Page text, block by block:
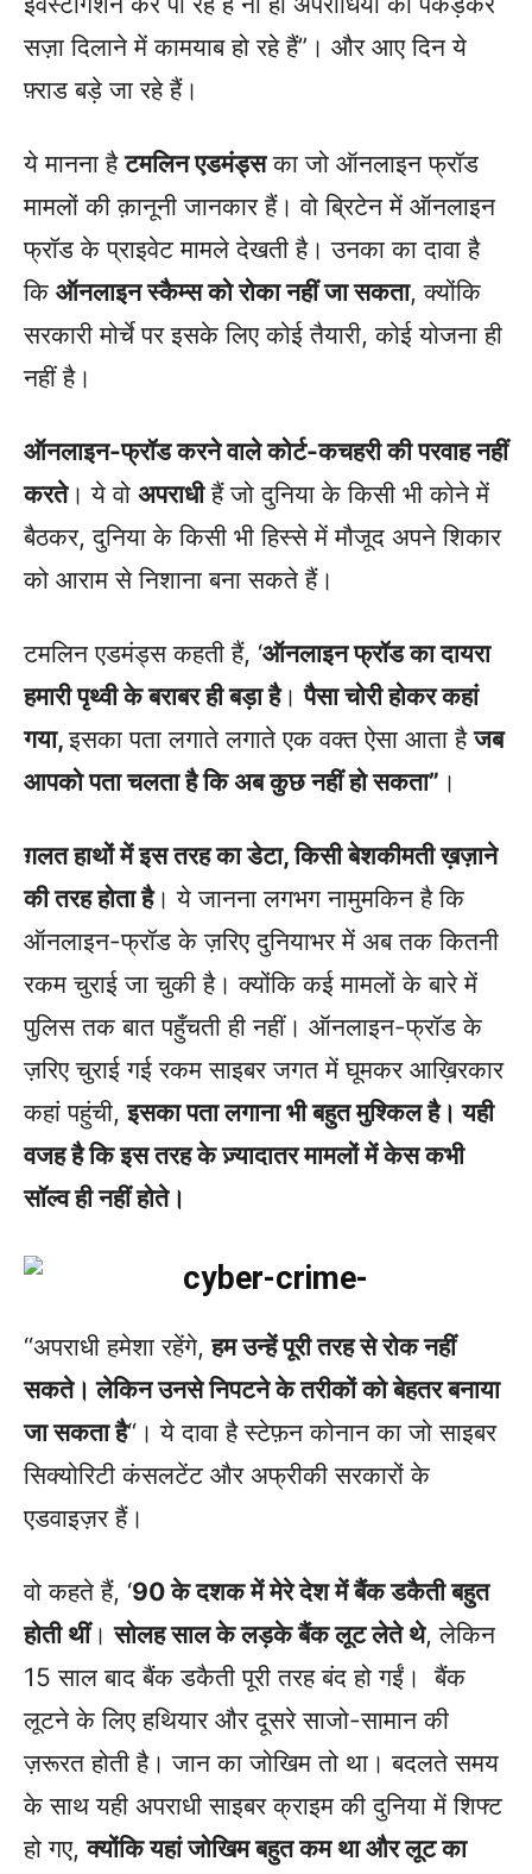
सज़ा दिलाने में कामयाब हो रहे हैं”। और आए दिन ये
फ़्राड बड़े जा रहे हैं।
ये मानना हैटमलिन एडमंड्सका जो ऑनलाइन फ्रॉड
मामलों की क़ानूनी जानकार हैं। वो ब्रिटेन में ऑनलाइन
फ्रॉड के प्राइवेट मामले देखती है। उनका का दावा है
कि ऑनलाइन स्कैम्स को रोका नहीं जा सकता, क्योंकि
सरकारी मोर्चे पर इसके लिए कोई तैयारी, कोई योजना ही
नहीं है।
ऑनलाइन-फ्रॉड करने वाले कोर्ट-कचहरी की परवाह नहीं
करते। ये वो अपराधीहैं जो दुनिया के किसी भी कोने में
बैठकर, दुनिया के किसी भी हिस्से में मौजूद अपने शिकार
को आराम से निशाना बना सकते हैं।
टमलिन एडमंड्स कहती हैं, ‘ऑनलाइन फ्रॉड का दायरा
हमारी पृथ्वी के बराबर ही बड़ा है।पैसा चोरी होकर कहां
गया,इसका पता लगाते लगाते एक वक्त ऐसा आता हैजब
आपको पता चलता है कि अब कुछ नहीं हो सकता” ।
ग़लत हाथों में इस तरह का डेटा, किसी बेशकीमती ख़ज़ाने
की तरह होता है। ये जानना लगभग नामुमकिन है कि
ऑनलाइन-फ्रॉड के ज़रिए दुनियाभर में अब तक कितनी
रकम चुराई जा चुकी है। क्योंकि कई मामलों के बारे में
पुलिस तक बात पहुँचती ही नहीं। ऑनलाइन-फ्रॉड के
ज़रिए चुराई गई रकम साइबर जगत में घूमकर आख़िरकार
कहां पहुंची,इसका पता लगाना भी बहुत मुश्किल है। यही
वजह है कि इस तरह के ज़्यादातर मामलों में केस कभी
सॉल्व ही नहीं होते।
“अपराधी हमेशा रहेंगे,हम उन्हें पूरी तरह से रोक नहीं
सकते। लेकिन उनसे निपटने के तरीकों को बेहतर बनाया
जा सकता है“। ये दावा है स्टेफ़न कोनान का जो साइबर
सिक्योरिटी कंसलटेंट और अफ्रीकी सरकारों के
एडवाइज़र हैं।
वो कहते हैं, ‘90 के दशक में मेरे देश में बैंक डकैती बहुत
होती थीं।सोलह साल के लड़के बैंक लूट लेते थे, लेकिन
15 साल बाद बैंक डकैती पूरी तरह बंद हो गईं। बैंक
लूटने के लिए हथियार और दूसरे साजो-सामान की
ज़रूरत होती है। जान का जोखिम तो था। बदलते समय
के साथ यही अपराधी साइबर क्राइम की दुनिया में शिफ्ट
हो गए,क्योंकि यहां जोखिम बहुत कम था और लूट का